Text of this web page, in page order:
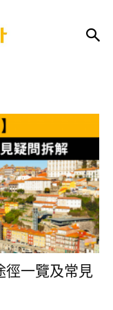
徑一覽及常見